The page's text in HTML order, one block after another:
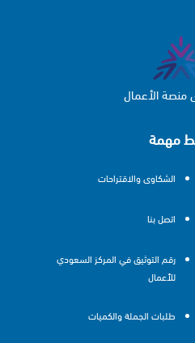
مهمة
الشكاوى والاقتراحات
اتصل بنا
رقم التوثيق في المركز السعودي
للأعمال
طلبات الجملة والكميات
الأعمال